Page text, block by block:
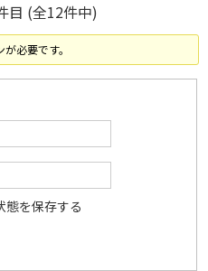
目 (全12件中)
必要です。
態を保存する